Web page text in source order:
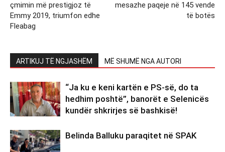
çmimin më prestigjoz të
Emmy 2019, triumfon edhe
Fleabag
mesazhe paqeje në 145 vende
të botës
ARTIKUJ TË NGJASHËM MË SHUMË NGA AUTORI
“Ja ku e keni kartën e PS-së, do ta
hedhim poshtë”, banorët e Selenicës
kundër shkrirjes së bashkisë!
Belinda Balluku paraqitet në SPAK